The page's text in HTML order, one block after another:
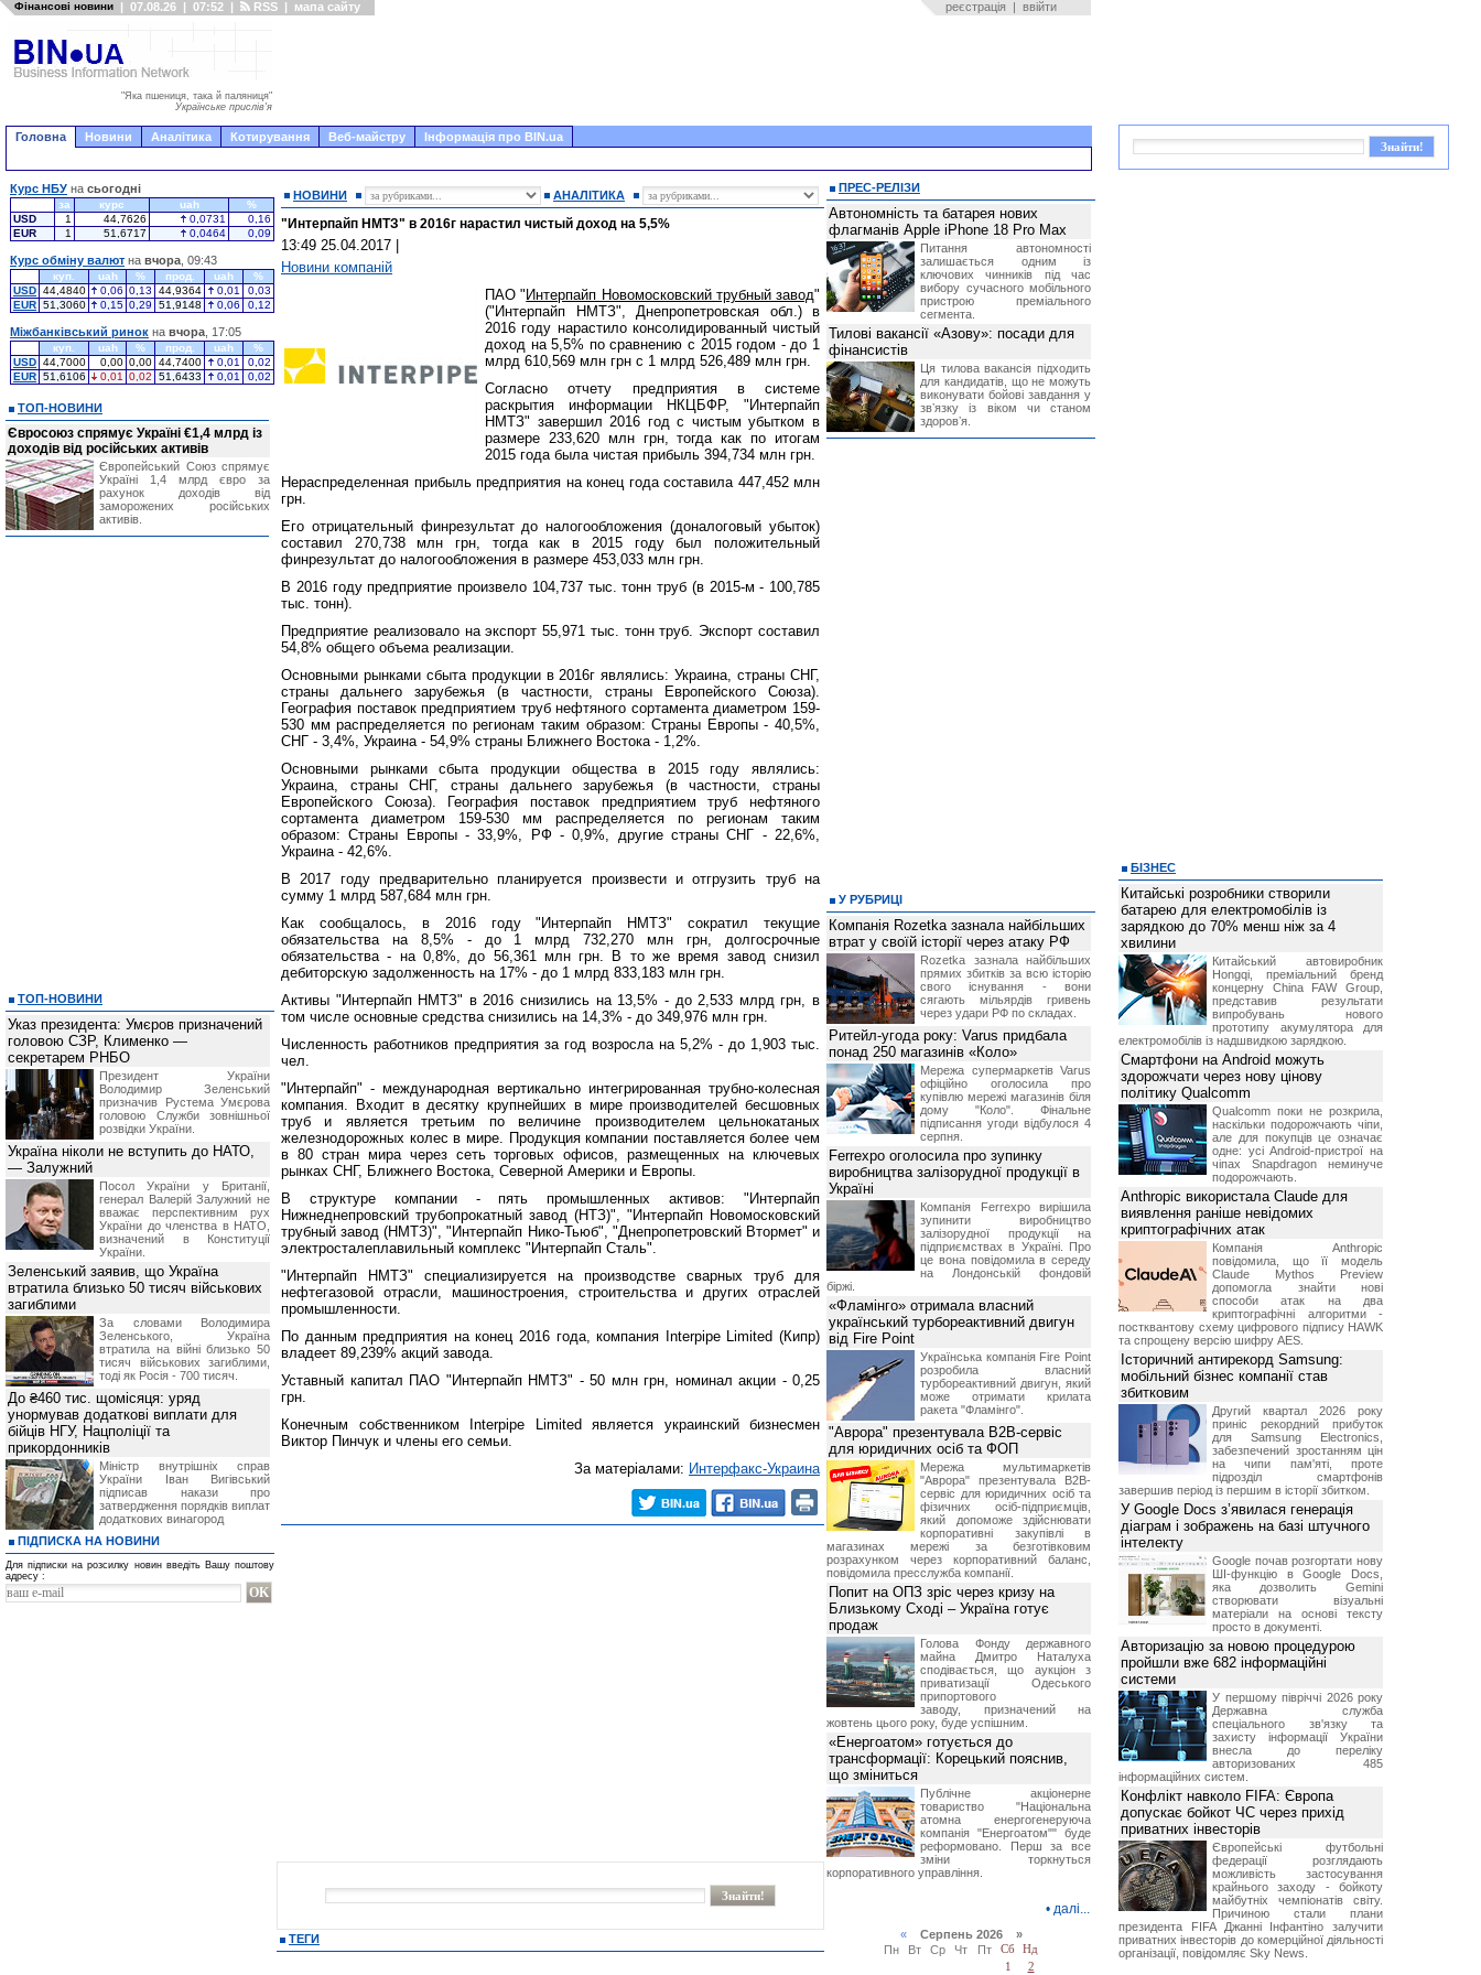
Фінансові новини | 07.08.26 | 07:52 | RSS | мапа сайту реєстрація | ввійти
"Яка пшениця, така й паляниця"
Українське прислів'я
Головна Новини Аналітика Котирування Веб-майстру Інформація про BIN.ua
НОВИНИ АНАЛІТИКА
"Интерпайп НМТЗ" в 2016г нарастил чистый доход на 5,5%
13:49 25.04.2017
Новини компаній
ПАО " Интерпайп Новомосковский трубный завод"
("Интерпайп НМТЗ", Днепропетровская обл.) в
2016 году нарастило консолидированный чистый
доход на 5,5% по сравнению с 2015 годом - до 1
млрд 610,569 млн грн с 1 млрд 526,489 млн грн.
Согласно отчету предприятия в системе
раскрытия информации НКЦБФР, "Интерпайп
НМТЗ" завершил 2016 год с чистым убытком в
размере 233,620 млн грн, тогда как по итогам
2015 года была чистая прибыль 394,734 млн грн.
Нераспределенная прибыль предприятия на конец года составила 447,452 млн
грн.
Его отрицательный финрезультат до налогообложения (доналоговый убыток)
составил 270,738 млн грн, тогда как в 2015 году был положительный
финрезультат до налогообложения в размере 453,033 млн грн.
В 2016 году предприятие произвело 104,737 тыс. тонн труб (в 2015-м - 100,785
тыс. тонн).
Предприятие реализовало на экспорт 55,971 тыс. тонн труб. Экспорт составил
54,8% общего объема реализации.
Основными рынками сбыта продукции в 2016г являлись: Украина, страны СНГ,
страны дальнего зарубежья (в частности, страны Европейского Союза).
География поставок предприятием труб нефтяного сортамента диаметром 159-
530 мм распределяется по регионам таким образом: Страны Европы - 40,5%,
СНГ - 3,4%, Украина - 54,9% страны Ближнего Востока - 1,2%.
Основными рынками сбыта продукции общества в 2015 году являлись:
Украина, страны СНГ, страны дальнего зарубежья (в частности, страны
Европейского Союза). География поставок предприятием труб нефтяного
сортамента диаметром 159-530 мм распределяется по регионам таким
образом: Страны Европы - 33,9%, РФ - 0,9%, другие страны СНГ - 22,6%,
Украина - 42,6%.
В 2017 году предварительно планируется произвести и отгрузить труб на
сумму 1 млрд 587,684 млн грн.
Как сообщалось, в 2016 году "Интерпайп НМТЗ" сократил текущие
обязательства на 8,5% - до 1 млрд 732,270 млн грн, долгосрочные
обязательства - на 0,8%, до 56,361 млн грн. В то же время завод снизил
дебиторскую задолженность на 17% - до 1 млрд 833,183 млн грн.
Активы "Интерпайп НМТЗ" в 2016 снизились на 13,5% - до 2,533 млрд грн, в
том числе основные средства снизились на 14,3% - до 349,976 млн грн.
Численность работников предприятия за год возросла на 5,2% - до 1,903 тыс.
чел.
"Интерпайп" - международная вертикально интегрированная трубно-колесная
компания. Входит в десятку крупнейших в мире производителей бесшовных
труб и является третьим по величине производителем цельнокатаных
железнодорожных колес в мире. Продукция компании поставляется более чем
в 80 стран мира через сеть торговых офисов, размещенных на ключевых
рынках СНГ, Ближнего Востока, Северной Америки и Европы.
В структуре компании - пять промышленных активов: "Интерпайп
Нижнеднепровский трубопрокатный завод (НТЗ)", "Интерпайп Новомосковский
трубный завод (НМТЗ)", "Интерпайп Нико-Тьюб", "Днепропетровский Втормет" и
электросталеплавильный комплекс "Интерпайп Сталь".
"Интерпайп НМТЗ" специализируется на производстве сварных труб для
нефтегазовой отрасли, машиностроения, строительства и других отраслей
промышленности.
По данным предприятия на конец 2016 года, компания Interpipe Limited (Кипр)
владеет 89,239% акций завода.
Уставный капитал ПАО "Интерпайп НМТЗ" - 50 млн грн, номинал акции - 0,25
грн.
Конечным собственником Interpipe Limited является украинский бизнесмен
Виктор Пинчук и члены его семьи.
За матеріалами: Интерфакс-Украина
ТЕГИ
Курс НБУ на сьогодні
за курс uah
%
USD
1 44,7626 0,0731
0,16
EUR
1 51,6717 0,0464 0,09
Курс обміну валют на вчора , 09:43
куп. uah % прод. uah
%
USD 44,4840 0,06 0,13 44,9364 0,01
0,03
EUR 51,3060 0,15 0,29 51,9148 0,06 0,12
Міжбанківський ринок на вчора , 17:05
куп. uah % прод. uah
%
USD 44,7000 0,00 0,00 44,7400 0,01
0,02
EUR 51,6106 0,01 0,02 51,6433 0,01 0,02
ТОП-НОВИНИ
Євросоюз спрямує Україні €1,4 млрд із
доходів від російських активів
Європейський Союз спрямує
Україні 1,4 млрд євро за
рахунок доходів від
заморожених російських
активів.
ТОП-НОВИНИ
Указ президента: Умєров призначений
головою СЗР, Клименко —
секретарем РНБО
Президент України
Володимир Зеленський
призначив Pустема Умєрова
головою Служби зовнішньої
розвідки України.
Україна ніколи не вступить до НАТО,
— Залужний
Посол України у Британії,
генерал Валерій Залужний не
вважає перспективним рух
України до членства в НАТО,
визначений в Конституції
України.
Зеленський заявив, що Україна
втратила близько 50 тисяч військових
загиблими
За словами Володимира
Зеленського, Україна
втратила на війні близько 50
тисяч військових загиблими,
тоді як Росія - 700 тисяч.
До ₴460 тис. щомісяця: уряд
унормував додаткові виплати для
бійців НГУ, Нацполіції та
прикордонників
Міністр внутрішніх справ
України Іван Вигівський
підписав накази про
затвердження порядків виплат
додаткових винагород
ПІДПИСКА НА НОВИНИ
Для підписки на розсилку новин введіть Вашу поштову
адресу :
ПРЕС-РЕЛІЗИ
Автономність та батарея нових
флагманів Apple iPhone 18 Pro Max
Питання автономності
залишається одним із
ключових чинників під час
вибору сучасного мобільного
пристрою преміального
сегмента.
Тилові вакансії «Азову»: посади для
фінансистів
Ця тилова вакансія підходить
для кандидатів, що не можуть
виконувати бойові завдання у
звʼязку із віком чи станом
здоровʼя.
У РУБРИЦІ
Компанія Rozetka зазнала найбільших
втрат у своїй історії через атаку РФ
Rozetka зазнала найбільших
прямих збитків за всю історію
свого існування - вони
сягають мільярдів гривень
через удари РФ по складах.
Ритейл-угода року: Varus придбала
понад 250 магазинів «Коло»
Мережа супермаркетів Varus
офіційно оголосила про
купівлю мережі магазинів біля
дому "Коло". Фінальне
підписання угоди відбулося 4
серпня.
Ferrexpo оголосила про зупинку
виробництва залізорудної продукції в
Україні
Компанія Ferrexpo вирішила
зупинити виробництво
залізорудної продукції на
підприємствах в Україні. Про
це вона повідомила в середу
на Лондонській фондовій
біржі.
«Фламінго» отримала власний
український турбореактивний двигун
від Fire Point
Українська компанія Fire Point
розробила власний
турбореактивний двигун, який
може отримати крилата
ракета "Фламінго".
"Аврора" презентувала B2B-сервіс
для юридичних осіб та ФОП
Мережа мультимаркетів
"Аврора" презентувала B2B-
сервіс для юридичних осіб та
фізичних осіб-підприємців,
який допоможе здійснювати
корпоративні закупівлі в
магазинах мережі за безготівковим
розрахунком через корпоративний баланс,
повідомила пресслужба компанії.
Попит на ОПЗ зріс через кризу на
Близькому Сході – Україна готує
продаж
Голова Фонду державного
майна Дмитро Наталуха
сподівається, що аукціон з
приватизації Одеського
припортового
заводу, призначений на
жовтень цього року, буде успішним.
«Енергоатом» готується до
трансформації: Корецький пояснив,
що зміниться
Публічне акціонерне
товариство "Національна
атомна енергогенеруюча
компанія "Енергоатом"" буде
реформовано. Перш за все
зміни торкнуться
корпоративного управління.
• далі...
«Серпень 2026 »
Пн
Вт Ср Чт Пт Сб
Нд
1
2
БІЗНЕС
Китайські розробники створили
батарею для електромобілів із
зарядкою до 70% менш ніж за 4
хвилини
Китайський автовиробник
Hongqi, преміальний бренд
концерну China FAW Group,
представив результати
випробувань нового
прототипу акумулятора для
електромобілів із надшвидкою зарядкою.
Смартфони на Android можуть
здорожчати через нову цінову
політику Qualcomm
Qualcomm поки не розкрила,
наскільки подорожчають чіпи,
але для покупців це означає
одне: усі Android-пристрої на
чіпах Snapdragon неминуче
подорожчають.
Anthropic використала Claude для
виявлення раніше невідомих
криптографічних атак
Компанія Anthropic
повідомила, що її модель
Claude Mythos Preview
допомогла знайти нові
способи атак на два
криптографічні алгоритми -
постквантову схему цифрового підпису HAWK
та спрощену версію шифру AES.
Історичний антирекорд Samsung:
мобільний бізнес компанії став
збитковим
Другий квартал 2026 року
приніс рекордний прибуток
для Samsung Electronics,
забезпечений зростанням цін
на чипи пам'яті, проте
підрозділ смартфонів
завершив період із першим в історії збитком.
У Google Docs з’явилася генерація
діаграм і зображень на базі штучного
інтелекту
Google почав розгортати нову
ШІ-функцію в Google Docs,
яка дозволить Gemini
створювати візуальні
матеріали на основі тексту
просто в документі.
Авторизацію за новою процедурою
пройшли вже 682 інформаційні
системи
У першому півріччі 2026 року
Державна служба
спеціального зв'язку та
захисту інформації України
внесла до переліку
авторизованих 485
інформаційних систем.
Конфлікт навколо FIFA: Європа
допускає бойкот ЧС через прихід
приватних інвесторів
Європейські футбольні
федерації розглядають
можливість застосування
крайнього заходу - бойкоту
майбутніх чемпіонатів світу.
Причиною стали плани
президента FIFA Джанні Інфантіно залучити
приватних інвесторів до комерційної діяльності
організації, повідомляє Sky News.